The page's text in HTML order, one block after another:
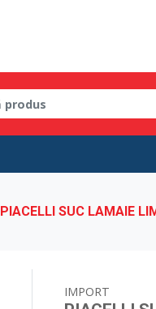
PIACELLI SUC LAMAIE
IMPORT